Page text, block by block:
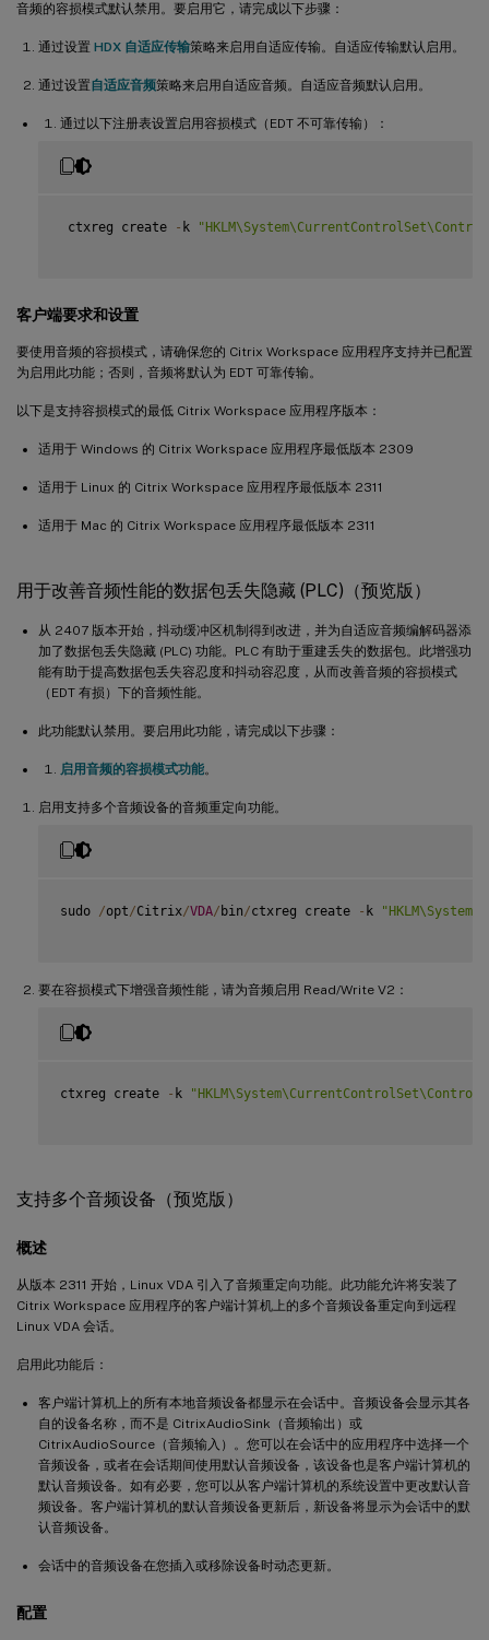
音频的容损模式默认禁用。要启用它，请完成以下步骤：
通过设置 HDX 自适应传输策略来启用自适应传输。自适应传输默认启用。
通过设置自适应音频策略来启用自适应音频。自适应音频默认启用。
通过以下注册表设置启用容损模式（EDT 不可靠传输）：
ctxreg create - k
客户端要求和设置
要使用音频的容损模式，请确保您的 Citrix Workspace 应用程序支持并已配置
为启用此功能；否则，音频将默认为 EDT 可靠传输。
以下是支持容损模式的最低 Citrix Workspace 应用程序版本：
适用于 Windows 的 Citrix Workspace 应用程序最低版本 2309
适用于 Linux 的 Citrix Workspace 应用程序最低版本 2311
适用于 Mac 的 Citrix Workspace 应用程序最低版本 2311
用于改善音频性能的数据包丢失隐藏 (PLC)（预览版）
从 2407 版本开始，抖动缓冲区机制得到改进，并为自适应音频编解码器添
加了数据包丢失隐藏 (PLC) 功能。PLC 有助于重建丢失的数据包。此增强功
能有助于提高数据包丢失容忍度和抖动容忍度，从而改善音频的容损模式
（EDT 有损）下的音频性能。
此功能默认禁用。要启用此功能，请完成以下步骤：
启用音频的容损模式功能。
启用支持多个音频设备的音频重定向功能。
sudo /opt/Citrix/VDA/ bin/ctxreg create - k
要在容损模式下增强音频性能，请为音频启用 Read/Write V2：
ctxreg create - k
支持多个音频设备（预览版）
概述
从版本 2311 开始，Linux VDA 引入了音频重定向功能。此功能允许将安装了
Citrix Workspace 应用程序的客户端计算机上的多个音频设备重定向到远程
Linux VDA 会话。
启用此功能后：
客户端计算机上的所有本地音频设备都显示在会话中。音频设备会显示其各
自的设备名称，而不是 CitrixAudioSink（音频输出）或
CitrixAudioSource（音频输入）。您可以在会话中的应用程序中选择一个
音频设备，或者在会话期间使用默认音频设备，该设备也是客户端计算机的
默认音频设备。如有必要，您可以从客户端计算机的系统设置中更改默认音
频设备。客户端计算机的默认音频设备更新后，新设备将显示为会话中的默
认音频设备。
会话中的音频设备在您插入或移除设备时动态更新。
配置